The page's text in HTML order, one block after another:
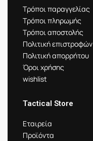
Τρόποι παραγγελίας
Τρόποι πληρωμής
Τρόποι αποστολής
Πολιτική επιστροφών
Πολιτική απορρήτου
Όροι χρήσης
wishlist
Tactical Store
Εταιρεία
Προϊόντα